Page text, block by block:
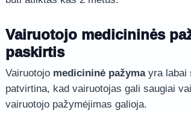
Vairuotojo medicininės
paskirtis
Vairuotojo medicininė pažymayra labai
patvirtina, kad vairuotojas gali saugiai
vairuotojo pažymėjimas galioja.